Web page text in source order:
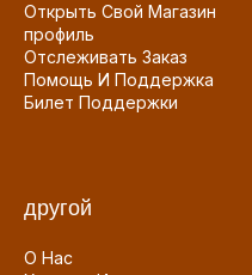
Открыть Свой Магазин
профиль
Отслеживать Заказ
Помощь И Поддержка
Билет Поддержки
другой
О Нас